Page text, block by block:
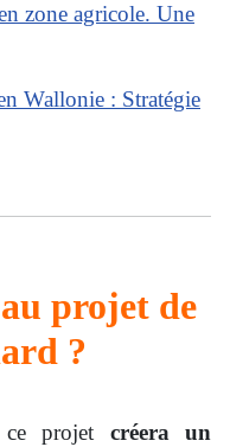
zone agricole. Une
Wallonie : Stratégie
projet de
?
ce projet créera un